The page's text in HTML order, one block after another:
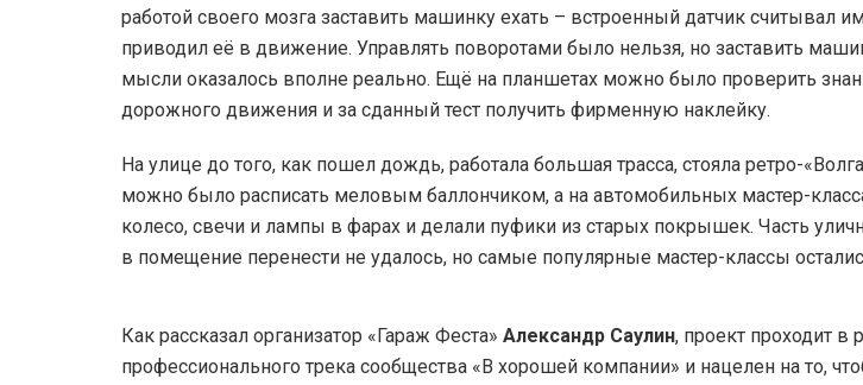
работой своего мозга заставить машинку ехать – встроенный датчик считывал
приводил её в движение. Управлять поворотами было нельзя, но заставить
мысли оказалось вполне реально. Ещё на планшетах можно было проверить
дорожного движения и за сданный тест получить фирменную наклейку.
На улице до того, как пошел дождь, работала большая трасса, стояла ретро-
можно было расписать меловым баллончиком, а на автомобильных мастер-
колесо, свечи и лампы в фарах и делали пуфики из старых покрышек. Часть
в помещение перенести не удалось, но самые популярные мастер-классы
Как рассказал организатор «Гараж Феста» Александр Саулин, проект проходит в
профессионального трека сообщества «В хорошей компании» и нацелен на то,